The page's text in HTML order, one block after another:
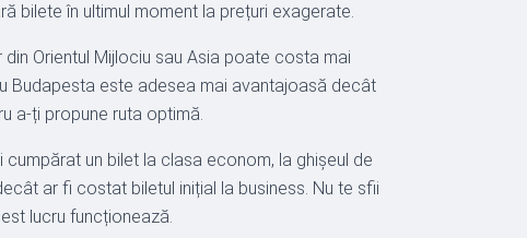
bilete în ultimul moment la prețuri exagerate.
Orientul Mijlociu sau Asia poate costa mai
Budapesta este adesea mai avantajoasă decât
a-ți propune ruta optimă.
un bilet la clasa econom, la ghișeul de
ar fi costat biletul inițial la business. Nu te sfii
lucru funcționează.